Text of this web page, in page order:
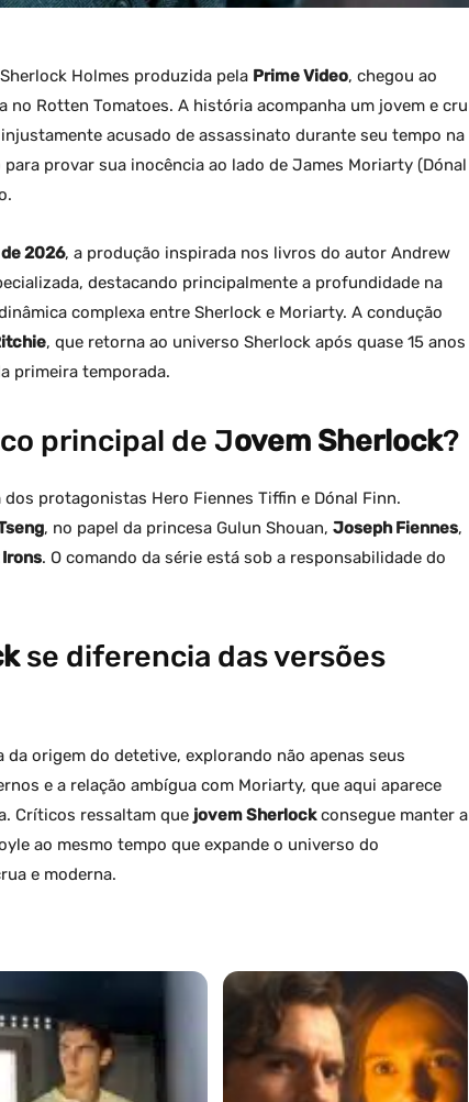
Holmes produzida pela Prime Video, chegou ao
no Rotten Tomatoes. A história acompanha um jovem e cru
acusado de assassinato durante seu tempo na
para provar sua inocência ao lado de James Moriarty (Dónal
2026, a produção inspirada nos livros do autor Andrew
destacando principalmente a profundidade na
complexa entre Sherlock e Moriarty. A condução
, que retorna ao universo Sherlock após quase 15 anos
primeira temporada.
principal de Jovem Sherlock?
protagonistas Hero Fiennes Tiffin e Dónal Finn.
, no papel da princesa Gulun Shouan, Joseph Fiennes,
Irons. O comando da série está sob a responsabilidade do
se diferencia das versões
origem do detetive, explorando não apenas seus
e a relação ambígua com Moriarty, que aqui aparece
Críticos ressaltam que jovem Sherlockconsegue manter a
ao mesmo tempo que expande o universo do
e moderna.